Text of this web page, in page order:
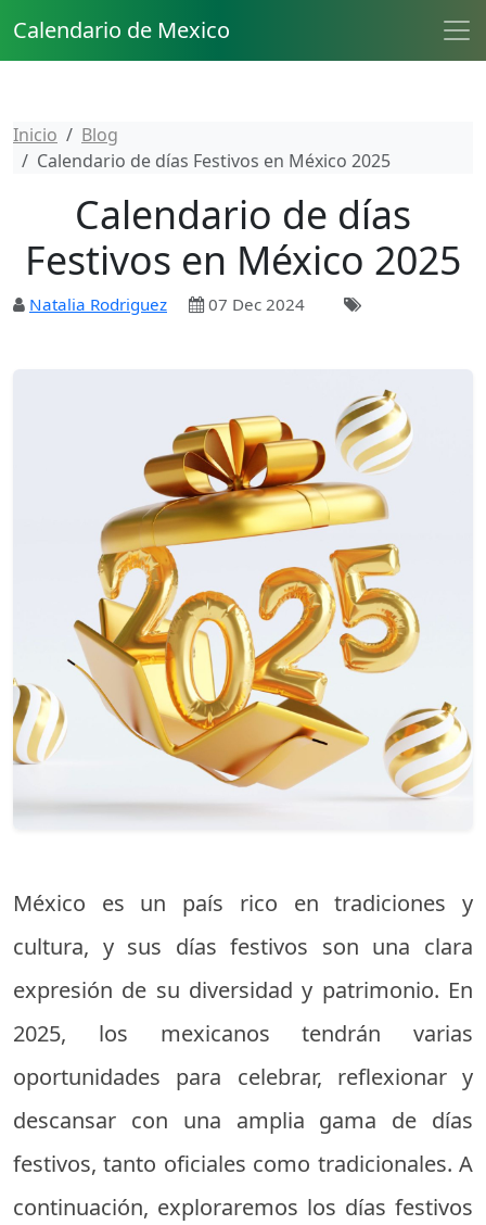
Calendario de Mexico
Inicio
Blog
Calendario de días Festivos en México 2025
Calendario de días
Festivos en México 2025
Natalia Rodriguez 07 Dec 2024
México es un país rico en tradiciones y
cultura, y sus días festivos son una clara
expresión de su diversidad y patrimonio. En
2025, los mexicanos tendrán varias
oportunidades para celebrar, reflexionar y
descansar con una amplia gama de días
festivos, tanto oficiales como tradicionales. A
continuación, exploraremos los días festivos